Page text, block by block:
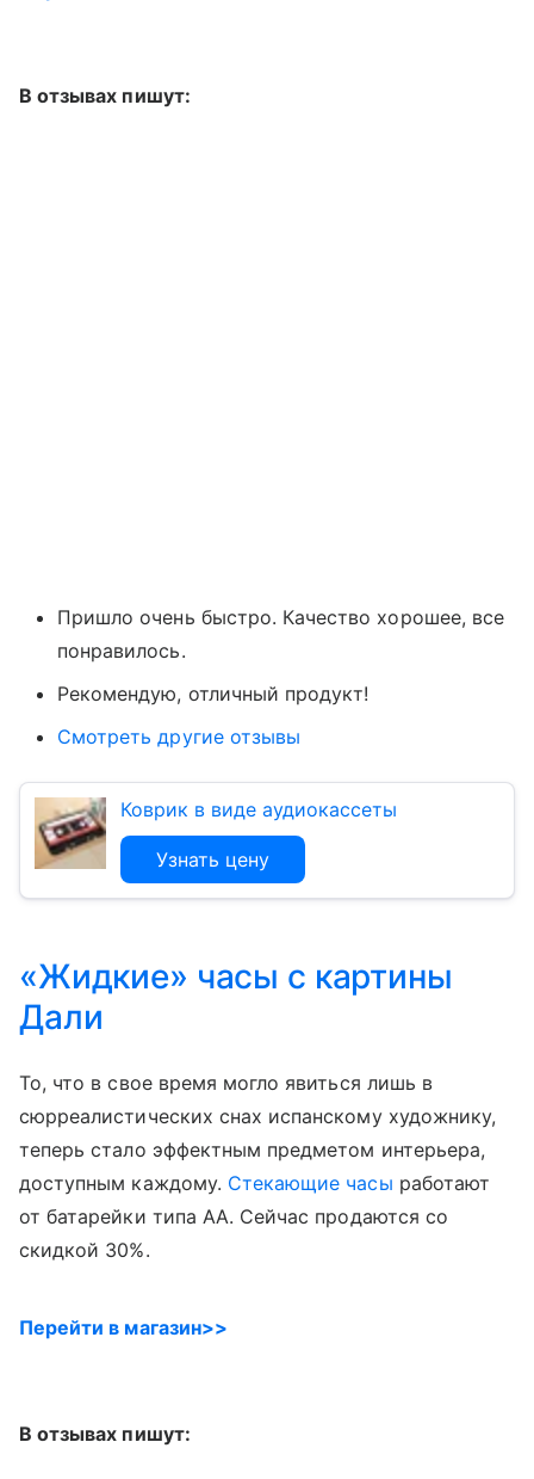
В отзывах пишут:
Пришло очень быстро. Качество хорошее, все
понравилось.
Рекомендую, отличный продукт!
Смотреть другие отзывы
Коврик в виде аудиокассеты
Узнать цену
«Жидкие» часы с картины
Дали
То, что в свое время могло явиться лишь в
сюрреалистических снах испанскому художнику,
теперь стало эффектным предметом интерьера,
доступным каждому. Стекающие часы работают
от батарейки типа АА. Сейчас продаются со
скидкой 30%.
Перейти в магазин>>
В отзывах пишут: